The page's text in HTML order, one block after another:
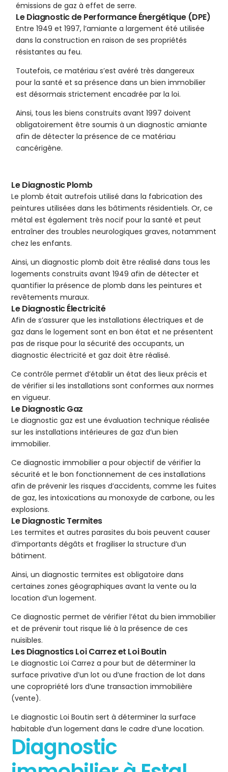
émissions de gaz à effet de serre.
Le Diagnostic de Performance Énergétique (DPE)
Entre 1949 et 1997, l’amiante a largement été utilisée
dans la construction en raison de ses propriétés
résistantes au feu.
Toutefois, ce matériau s’est avéré très dangereux
pour la santé et sa présence dans un bien immobilier
est désormais strictement encadrée par la loi.
Ainsi, tous les biens construits avant 1997 doivent
obligatoirement être soumis à un diagnostic amiante
afin de détecter la présence de ce matériau
cancérigène.
Le Diagnostic Plomb
Le plomb était autrefois utilisé dans la fabrication des
peintures utilisées dans les bâtiments résidentiels. Or, ce
métal est également très nocif pour la santé et peut
entraîner des troubles neurologiques graves, notamment
chez les enfants.
Ainsi, un diagnostic plomb doit être réalisé dans tous les
logements construits avant 1949 afin de détecter et
quantifier la présence de plomb dans les peintures et
revêtements muraux.
Le Diagnostic Électricité
Afin de s’assurer que les installations électriques et de
gaz dans le logement sont en bon état et ne présentent
pas de risque pour la sécurité des occupants, un
diagnostic électricité et gaz doit être réalisé.
Ce contrôle permet d’établir un état des lieux précis et
de vérifier si les installations sont conformes aux normes
en vigueur.
Le Diagnostic Gaz
Le diagnostic gaz est une évaluation technique réalisée
sur les installations intérieures de gaz d’un bien
immobilier.
Ce diagnostic immobilier a pour objectif de vérifier la
sécurité et le bon fonctionnement de ces installations
afin de prévenir les risques d’accidents, comme les fuites
de gaz, les intoxications au monoxyde de carbone, ou les
explosions.
Le Diagnostic Termites
Les termites et autres parasites du bois peuvent causer
d’importants dégâts et fragiliser la structure d’un
bâtiment.
Ainsi, un diagnostic termites est obligatoire dans
certaines zones géographiques avant la vente ou la
location d’un logement.
Ce diagnostic permet de vérifier l’état du bien immobilier
et de prévenir tout risque lié à la présence de ces
nuisibles.
Les Diagnostics Loi Carrez et Loi Boutin
Le diagnostic Loi Carrez a pour but de déterminer la
surface privative d’un lot ou d’une fraction de lot dans
une copropriété lors d’une transaction immobilière
(vente).
Le diagnostic Loi Boutin sert à déterminer la surface
habitable d’un logement dans le cadre d’une location.
Diagnostic